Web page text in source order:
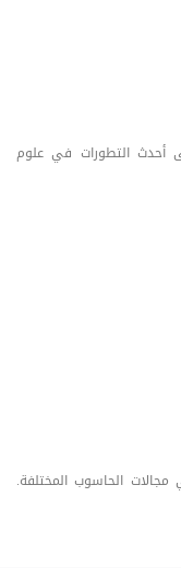
أحدث التطورات في علوم
مجالات الحاسوب المختلفة.